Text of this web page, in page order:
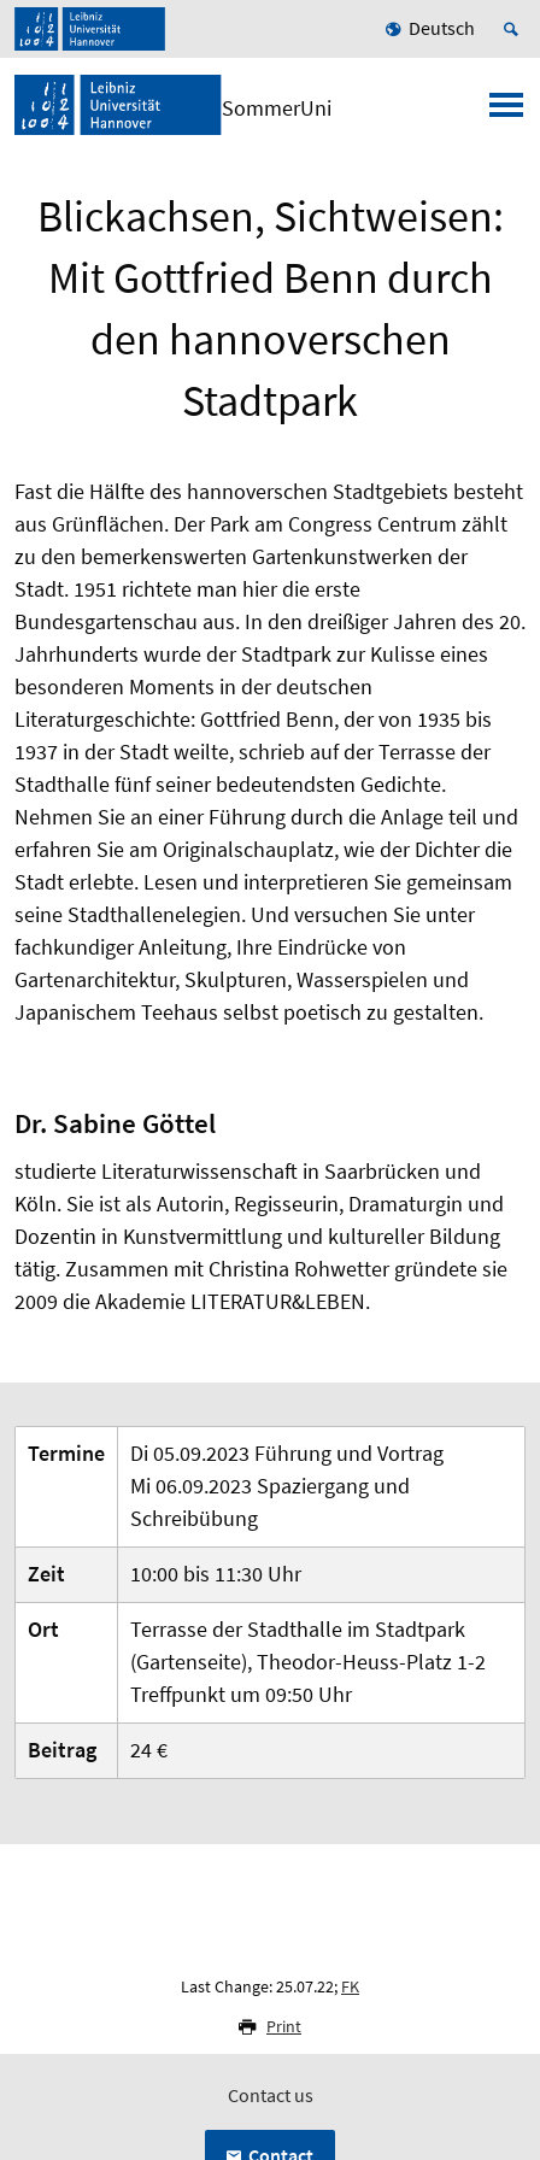
Deutsch
SommerUni
Blickachsen, Sichtweisen:
Mit Gottfried Benn durch
den hannoverschen
Stadtpark
Fast die Hälfte des hannoverschen Stadtgebiets besteht
aus Grünflächen. Der Park am Congress Centrum zählt
zu den bemerkenswerten Gartenkunstwerken der
Stadt. 1951 richtete man hier die erste
Bundesgartenschau aus. In den dreißiger Jahren des 20.
Jahrhunderts wurde der Stadtpark zur Kulisse eines
besonderen Moments in der deutschen
Literaturgeschichte: Gottfried Benn, der von 1935 bis
1937 in der Stadt weilte, schrieb auf der Terrasse der
Stadthalle fünf seiner bedeutendsten Gedichte.
Nehmen Sie an einer Führung durch die Anlage teil und
erfahren Sie am Originalschauplatz, wie der Dichter die
Stadt erlebte. Lesen und interpretieren Sie gemeinsam
seine Stadthallenelegien. Und versuchen Sie unter
fachkundiger Anleitung, Ihre Eindrücke von
Gartenarchitektur, Skulpturen, Wasserspielen und
Japanischem Teehaus selbst poetisch zu gestalten.
Dr. Sabine Göttel
studierte Literaturwissenschaft in Saarbrücken und
Köln. Sie ist als Autorin, Regisseurin, Dramaturgin und
Dozentin in Kunstvermittlung und kultureller Bildung
tätig. Zusammen mit Christina Rohwetter gründete sie
2009 die Akademie LITERATUR&LEBEN.
Termine
Di 05.09.2023 Führung und Vortrag
Mi 06.09.2023 Spaziergang und
Schreibübung
Zeit
10:00 bis 11:30 Uhr
Ort
Terrasse der Stadthalle im Stadtpark
(Gartenseite), Theodor-Heuss-Platz 1-2
Treffpunkt um 09:50 Uhr
Beitrag
24 €
Last Change: 25.07.22; FK
Print
Contact us